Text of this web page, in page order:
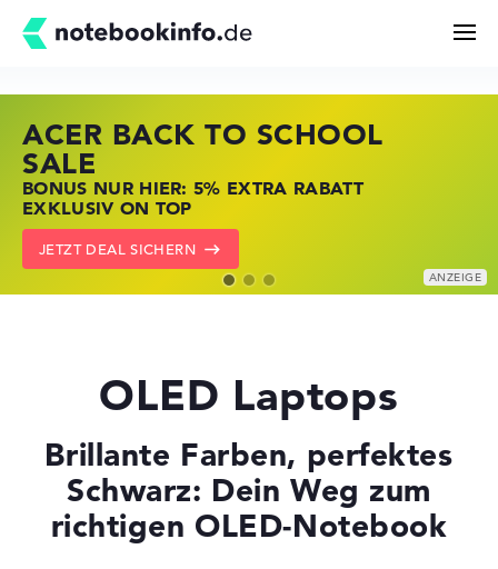
Kaufberatung
Deals
Merkzettel
ACER BACK TO SCHOOL
SALE
BONUS NUR HIER: 5% EXTRA RABATT
EXKLUSIV ON TOP
JETZT DEAL SICHERN
HP STORE SSV DEALS
JETZT ZUGREIFEN: NOTEBOOKS BEI HP
KRÄFTIG REDUZIERT
ZU DEN HP ANGEBOTEN
LENOVO LAPTOP DEALS
NOTEBOOKS BEI LENOVO JETZT
KRÄFTIG REDUZIERT
LENOVO DEALS ZEIGEN
OLED Laptops
Brillante Farben, perfektes
Schwarz: Dein Weg zum
richtigen OLED-Notebook